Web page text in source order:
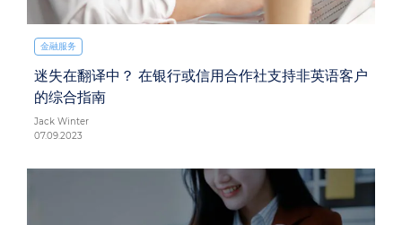
金融服务
迷失在翻译中？ 在银行或信用合作社支持非英语客户
的综合指南
Jack Winter
07.09.2023